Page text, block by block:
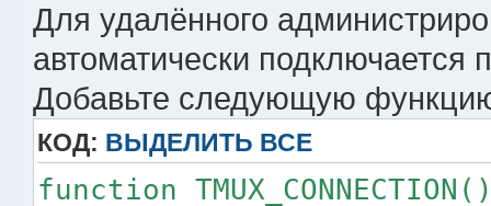
# Оформление сообщений
setw -g mode-style
set -g message-style
# Индексация окон и
Для удалённого
автоматически подключается
Добавьте следующую
КОД: ВЫДЕЛИТЬ ВСЕ
function